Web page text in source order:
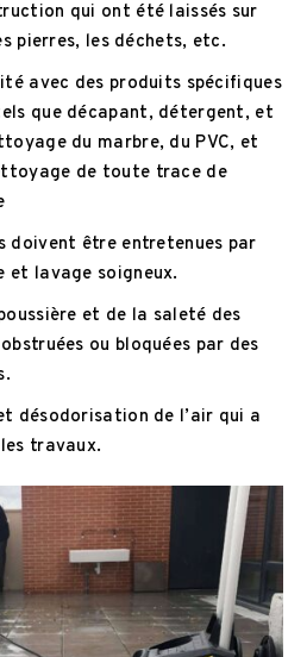
qui ont été laissés sur
pierres, les déchets, etc.
avec des produits spécifiques
que décapant, détergent, et
du marbre, du PVC, et
de toute trace de
doivent être entretenues par
et lavage soigneux.
et de la saleté des
ou bloquées par des
désodorisation de l’air qui a
travaux.